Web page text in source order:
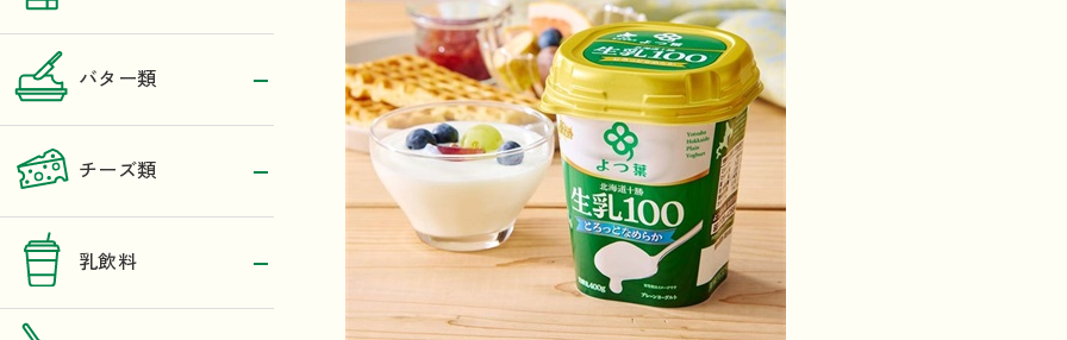
バター類
チーズ類
乳飲料